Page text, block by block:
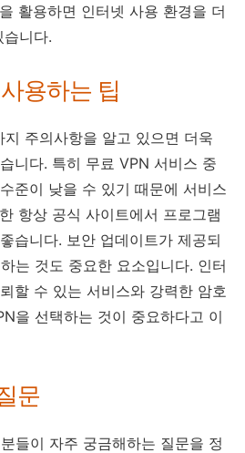
활용하면 인터넷 사용 환경을 더
니다.
용하는 팁
주의사항을 알고 있으면 더욱
니다. 특히 무료 VPN 서비스 중
준이 낮을 수 있기 때문에 서비스
항상 공식 사이트에서 프로그램
습니다. 보안 업데이트가 제공되
는 것도 중요한 요소입니다. 인터
할 수 있는 서비스와 강력한 암호
을 선택하는 것이 중요하다고 이
문
들이 자주 궁금해하는 질문을 정